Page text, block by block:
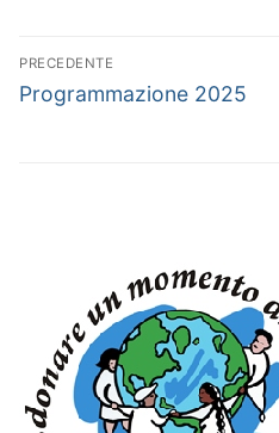
Navigazione
articoli
PRECEDENTE
Articolo
Programmazione 2025